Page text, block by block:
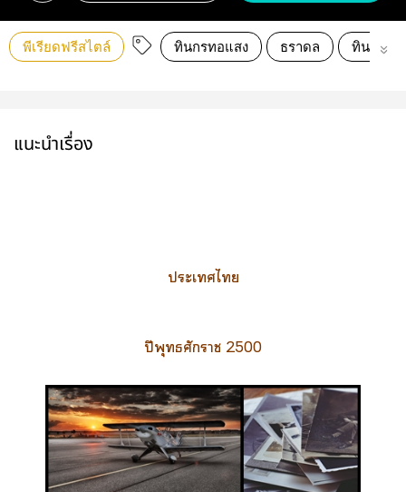
พีเรียดฟรีสไตล์ ทินกรทอแสง ธราดล ทินกร
แนะนำเรื่อง
ะเไ
ปีพุทธศักราช 2500